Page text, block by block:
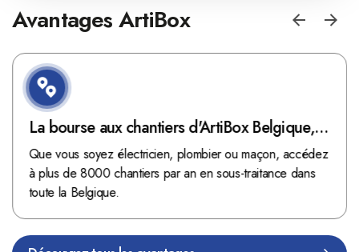
Avantages ArtiBox
La bourse aux chantiers d'ArtiBox Belgique,
véritable mine d'or !
Que vous soyez électricien, plombier ou maçon, accédez
à plus de 8000 chantiers par an en sous-traitance dans
toute la Belgique.